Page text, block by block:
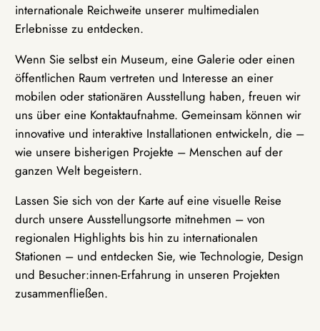
internationale Reichweite unserer multimedialen
Erlebnisse zu entdecken.
Wenn Sie selbst ein Museum, eine Galerie oder einen
öffentlichen Raum vertreten und Interesse an einer
mobilen oder stationären Ausstellung haben, freuen wir
uns über eine Kontaktaufnahme. Gemeinsam können wir
innovative und interaktive Installationen entwickeln, die –
wie unsere bisherigen Projekte – Menschen auf der
ganzen Welt begeistern.
Lassen Sie sich von der Karte auf eine visuelle Reise
durch unsere Ausstellungsorte mitnehmen – von
regionalen Highlights bis hin zu internationalen
Stationen – und entdecken Sie, wie Technologie, Design
und Besucher:innen-Erfahrung in unseren Projekten
zusammenfließen.